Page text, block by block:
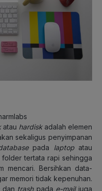
atau hardiskadalah elemen
sekaligus penyimpanan
pada laptopatau
tertata rapi sehingga
mencari. Bersihkan data-
memori tidak kepenuhan.
trashpada e-mailjuga